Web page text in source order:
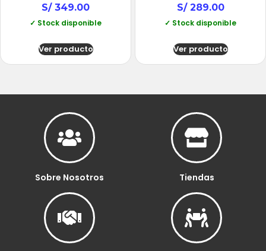
S/349.00
✓ Stock disponible
Ver producto
S/289.00
✓ Stock disponible
Ver producto
Sobre Nosotros Tiendas